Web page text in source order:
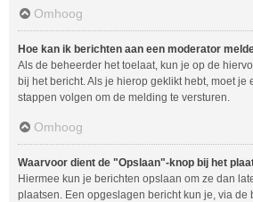
Omhoog
Hoe kan ik berichten aan een moderator
Als de beheerder het toelaat, kun je op de
bij het bericht. Als je hierop geklikt hebt, moet je
stappen volgen om de melding te versturen.
Omhoog
Waarvoor dient de "Opslaan"-knop bij het
Hiermee kun je berichten opslaan om ze dan
plaatsen. Een opgeslagen bericht kun je, via de